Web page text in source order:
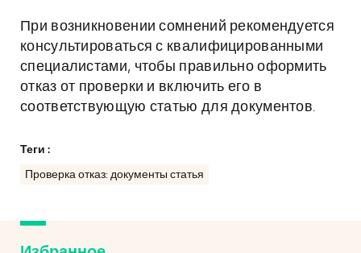
При возникновении сомнений рекомендуется
консультироваться с квалифицированными
специалистами, чтобы правильно оформить
отказ от проверки и включить его в
соответствующую статью для документов.
Теги :
Проверка отказ: документы статья